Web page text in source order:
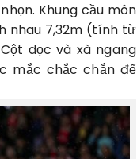
Khung cầu môn
nhau 7,32m (tính từ
dọc và xà ngang
mắc chắc chắn để